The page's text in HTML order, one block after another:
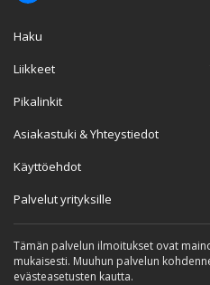
Haku
Liikkeet
Pikalinkit
Asiakastuki & Yhteystiedot
Käyttöehdot
Palvelut yrityksille
Tämän palvelun ilmoitukset ovat
mukaisesti. Muuhun palvelun
evästeasetusten kautta.